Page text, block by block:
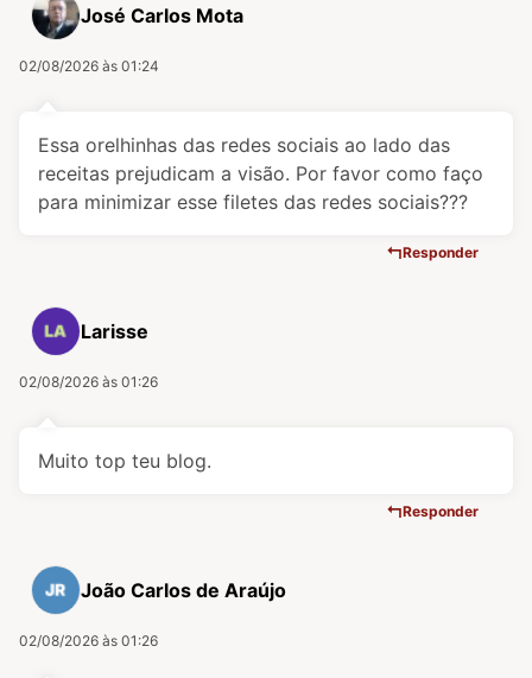
José Carlos Mota
02/08/2026 às 01:24
Essa orelhinhas das redes sociais ao lado das
receitas prejudicam a visão. Por favor como faço
para minimizar esse filetes das redes sociais???
Responder
Larisse
02/08/2026 às 01:26
Muito top teu blog.
Responder
João Carlos de Araújo
02/08/2026 às 01:26